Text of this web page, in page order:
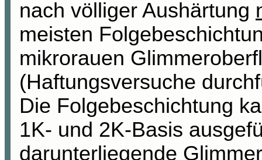
nach völliger Aushärtung
meisten
mikrorauen
(Haftungsversuche
Die Folgebeschichtung
1K- und 2K-Basis
darunterliegende